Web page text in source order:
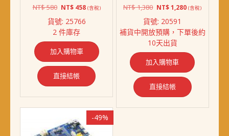
NT$580 原
價
格：
NT$ 580。
NT$458目
價
NT$ 458。
(含稅)
貨號: 25766
2 件庫存
加入購物車
直接結帳
NT$1,380 原
價
格：
NT$ 1,380。
NT$1,280目
格：
(含稅)
貨號: 20591
補貨中開放預購，下單後約
10天出貨
加入購物車
直接結帳
-49%